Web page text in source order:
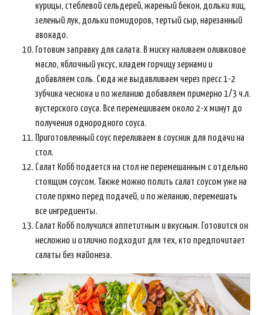
курицы, стеблевой сельдерей, жареный бекон, дольки яиц,
зеленый лук, дольки помидоров, тертый сыр, нарезанный
авокадо.
Готовим заправку для салата. В миску наливаем оливковое
масло, яблочный уксус, кладем горчицу зернами и
добавляем соль. Сюда же выдавливаем через пресс 1-2
зубчика чеснока и по желанию добавляем примерно 1/3 ч.л.
вустерского соуса. Все перемешиваем около 2-х минут до
получения однородного соуса.
Приготовленный соус переливаем в соусник для подачи на
стол.
Салат Кобб подается на стол не перемешанным с отдельно
стоящим соусом. Также можно полить салат соусом уже на
столе прямо перед подачей, и по желанию, перемешать
все ингредиенты.
Салат Кобб получился аппетитным и вкусным. Готовится он
несложно и отлично подходит для тех, кто предпочитает
салаты без майонеза.